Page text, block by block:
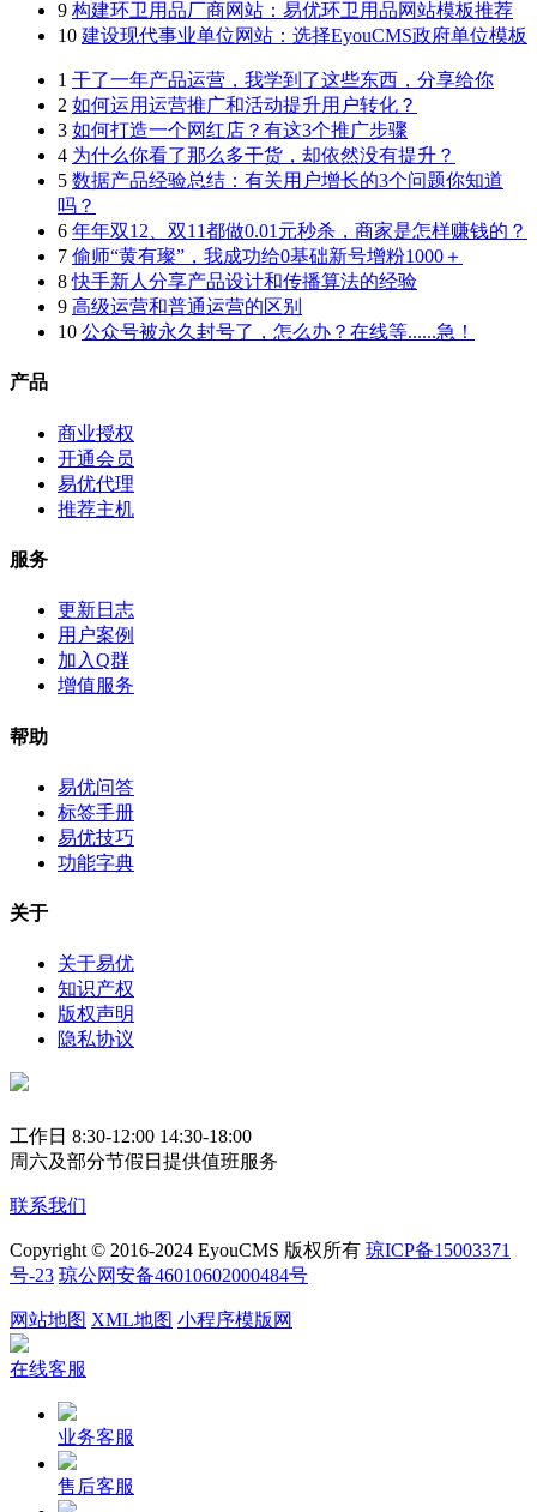
9 构建环卫用品厂商网站：易优环卫用品网站模板推荐
10 建设现代事业单位网站：选择EyouCMS政府单位模板
1 干了一年产品运营，我学到了这些东西，分享给你
2 如何运用运营推广和活动提升用户转化？
3 如何打造一个网红店？有这3个推广步骤
4 为什么你看了那么多干货，却依然没有提升？
5 数据产品经验总结：有关用户增长的3个问题你知道
吗？
6 年年双12、双11都做0.01元秒杀，商家是怎样赚钱的？
7 偷师“黄有璨”，我成功给0基础新号增粉1000＋
8快手新人分享产品设计和传播算法的经验
9 高级运营和普通运营的区别
10 公众号被永久封号了，怎么办？在线等......急！
产品
商业授权
开通会员
易优代理
推荐主机
服务
更新日志
用户案例
加入Q群
增值服务
帮助
易优问答
标签手册
易优技巧
功能字典
关于
关于易优
知识产权
版权声明
隐私协议
工作日 8:30-12:00 14:30-18:00
周六及部分节假日提供值班服务
联系我们
Copyright © 2016-2024 EyouCMS 版权所有 琼ICP备15003371
号-23 琼公网安备46010602000484号
网站地图 XML地图 小程序模版网
在线客服
业务客服
售后客服